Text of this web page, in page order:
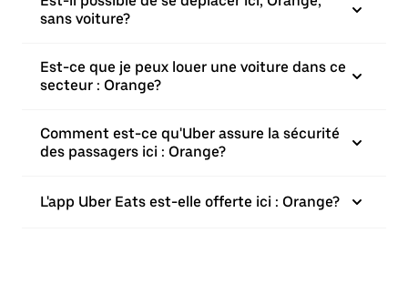
sans voiture?
Est-ce que je peux louer une voiture dans ce
secteur : Orange?
Comment est-ce qu'Uber assure la sécurité
des passagers ici : Orange?
L'app Uber Eats est-elle offerte ici : Orange?